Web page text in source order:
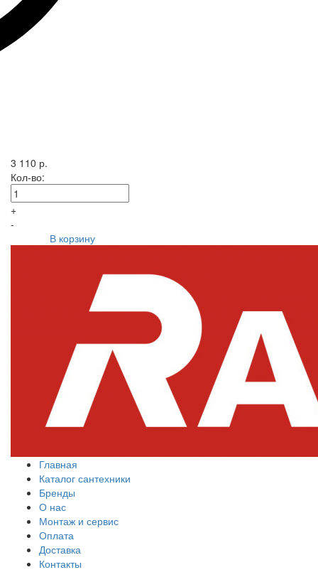
3 110 р.
Кол-во:
+
-
В корзину
Главная
Каталог сантехники
Бренды
О нас
Монтаж и сервис
Оплата
Доставка
Контакты